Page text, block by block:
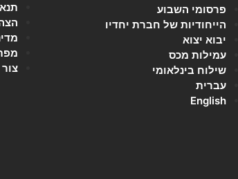
פרסומי השבוע
הייחודיות של חברת יחדיו
יבוא יצוא
עמילות מכס
שילוח בינלאומי
עברית
English